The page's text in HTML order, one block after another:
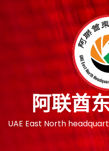
阿联酋
UAE East North